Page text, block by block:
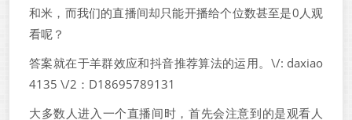
和米，而我们的直播间却只能开播给个位数甚至是0人观
看呢？
答案就在于羊群效应和抖音推荐算法的运用。\/: daxiao
4135 \/2：D18695789131
大多数人进入一个直播间时，首先会注意到的是观看人